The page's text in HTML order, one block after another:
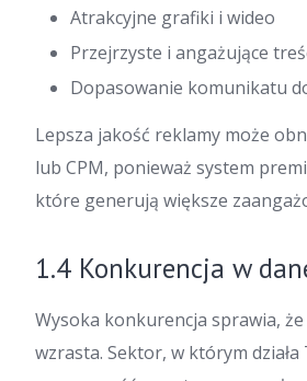
Atrakcyjne grafiki i wideo
Przejrzyste i angażujące
Dopasowanie komunikatu
Lepsza jakość reklamy może
lub CPM, ponieważ system
które generują większe
1.4 Konkurencja w
Wysoka konkurencja sprawia,
wzrasta. Sektor, w którym